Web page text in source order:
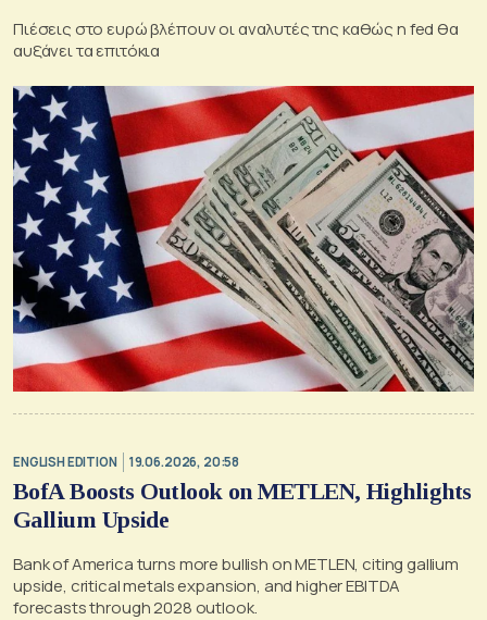
Πιέσεις στο ευρώ βλέπουν οι αναλυτές της καθώς η fed θα
αυξάνει τα επιτόκια
ENGLISH EDITION 19.06.2026, 20:58
BofA Boosts Outlook on METLEN, Highlights
Gallium Upside
Bank of America turns more bullish on METLEN, citing gallium
upside, critical metals expansion, and higher EBITDA
forecasts through 2028 outlook.